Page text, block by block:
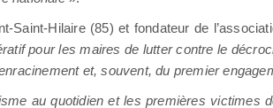
Saint-Hilaire (85) et fondateur de
pour les maires de lutter contre le
et, souvent, du premier
au quotidien et les premières victimes